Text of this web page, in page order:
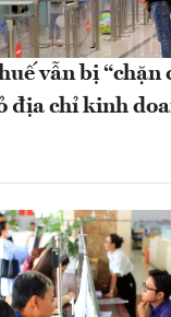
vẫn bị “chặn
địa chỉ kinh